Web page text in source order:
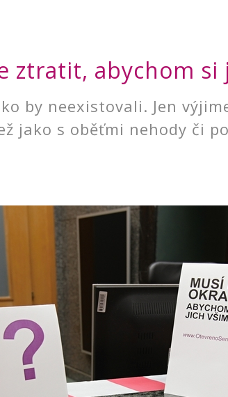
ztratit, abychom si
by neexistovali. Jen
jako s oběťmi nehody či